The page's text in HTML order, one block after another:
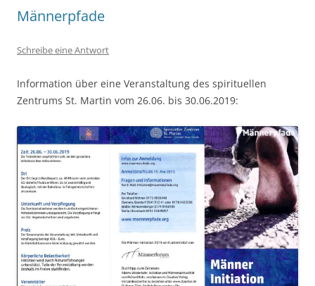
Männerpfade
Schreibe eine Antwort
Information über eine Veranstaltung des spirituellen
Zentrums St. Martin vom 26.06. bis 30.06.2019: